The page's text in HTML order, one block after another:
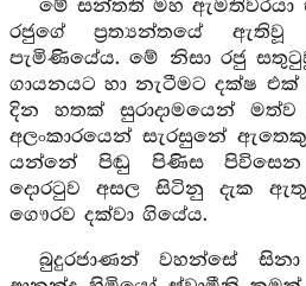
මේ සන්තති මහ ඇමතිවරයා
රජුගේ ප්‍රත්‍යන්තයේ ඇතිවූ
පැමිණියේය. මේ නිසා රජු
ගායනයට හා නැටීමට දක්ෂ
දින හතක් සුරාදාමයෙන්
අලංකාරයෙන් සැරසුනේ
යන්නේ පිඬු පිණිස පිවිසෙන
දොරටුව අසල සිටිනු දැක
ගෞරව දක්වා ගියේය.
බුදුරජාණන් වහන්සේ